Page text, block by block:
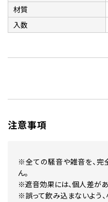
材質
入数
注意事項
※全ての騒音や雑音を、完
ん。
※遮音効果には、個人差があ
※誤って飲み込まないよう